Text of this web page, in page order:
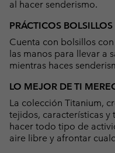
al hacer senderismo.
PRÁCTICOS BOLSILLOS
Cuenta con bolsillos
las manos para llevar a
mientras haces
LO MEJOR DE TI
La colección Titanium,
tejidos, características y
hacer todo tipo de
aire libre y afrontar